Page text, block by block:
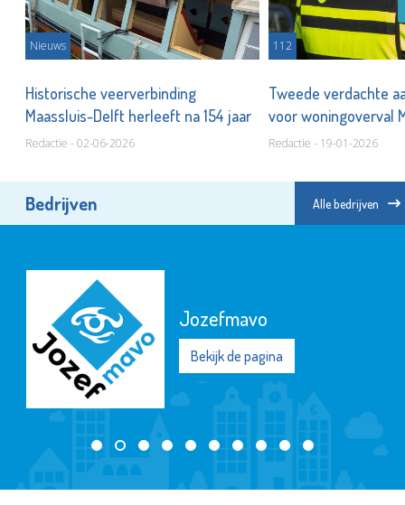
Nieuws
Historische veerverbinding
Maassluis-Delft herleeft na 154 jaar
Redactie - 02-06-2026
112
Tweede verdachte
voor woningoverval
Redactie - 19-01-2026
Bedrijven Alle bedrijven
Jozefmavo
Bekijk de pagina